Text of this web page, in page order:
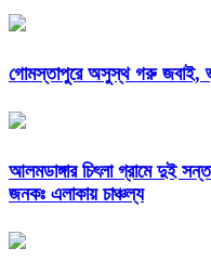
গোমস্তাপুরে অসুস্থ গরু জবাই,
আলমডাঙ্গার চিৎলা গ্রামে দুই
জনকঃ এলাকায় চাঞ্চল্য